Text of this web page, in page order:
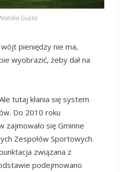
Gusta
pieniędzy nie ma,
wyobrazić, żeby dał na
tutaj kłania się system
Do 2010 roku
zajmowało się Gminne
Zespołów Sportowych.
związana z
podejmowano